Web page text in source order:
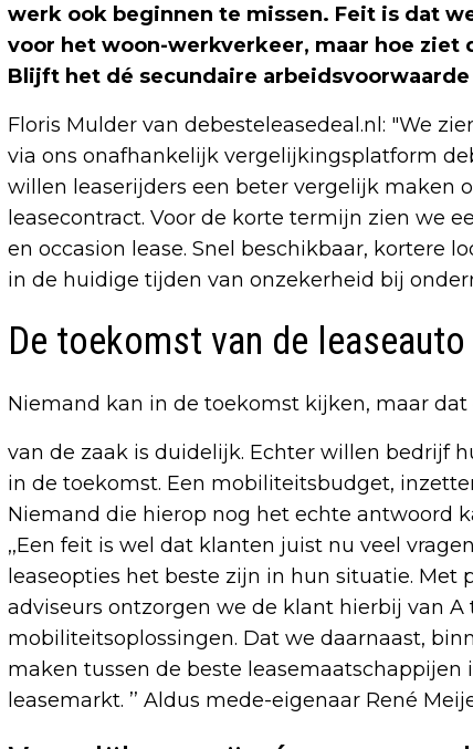
werk ook beginnen te missen. Feit is dat
voor het woon-werkverkeer, maar hoe
Blijft het dé secundaire
Floris Mulder van debesteleasedeal.nl: "We
via ons onafhankelijk vergelijkingsplatform
willen leaserijders een beter vergelijk maken
leasecontract. Voor de korte termijn zien we
en occasion lease. Snel beschikbaar, kortere
in de huidige tijden van onzekerheid bij
De toekomst van de
Niemand kan in de toekomst kijken, maar
van de zaak is duidelijk. Echter willen bedrijf
in de toekomst. Een mobiliteitsbudget,
Niemand die hierop nog het echte antwoord
,,Een feit is wel dat klanten juist nu veel
leaseopties het beste zijn in hun situatie. Met
adviseurs ontzorgen we de klant hierbij van
mobiliteitsoplossingen. Dat we daarnaast,
maken tussen de beste
leasemarkt. ’’ Aldus mede-eigenaar René